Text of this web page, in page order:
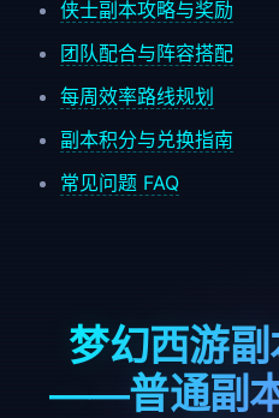
侠士副本攻略与奖励
团队配合与阵容搭配
每周效率路线规划
副本积分与兑换指南
常见问题 FAQ
梦幻西游
——普通副